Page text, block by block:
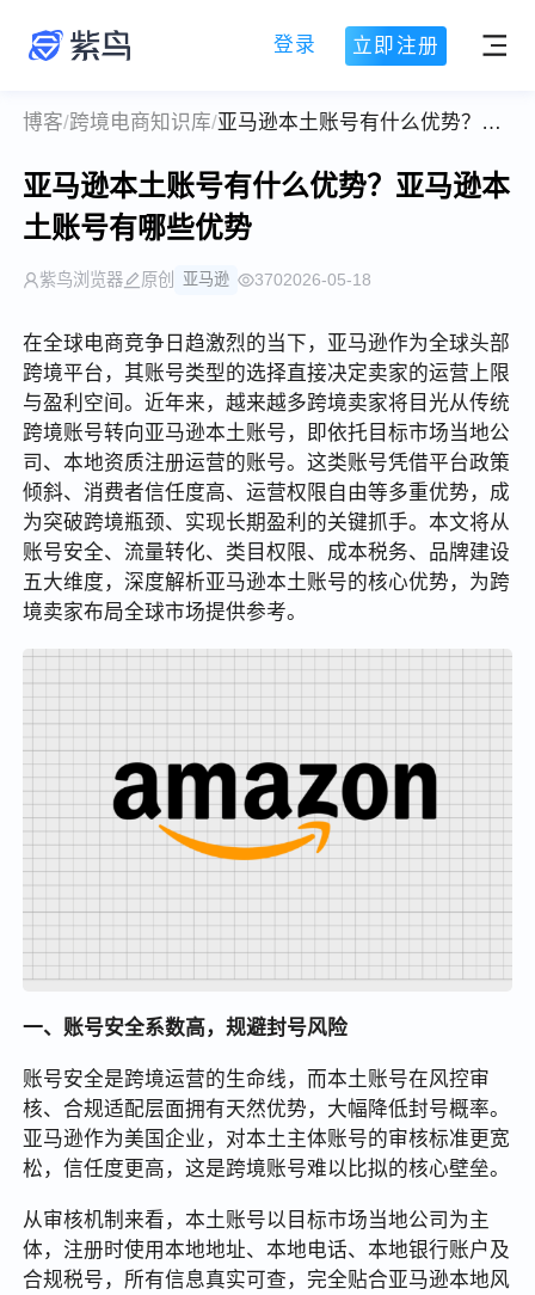
登录 立即注册
博客/跨境电商知识库/ 亚马逊本土账号有什么优势？亚马逊本土账号有哪些优势
亚马逊本土账号有什么优势？亚马逊本
土账号有哪些优势
紫鸟浏览器 原创 亚马逊 3702026-05-18
在全球电商竞争日趋激烈的当下，亚马逊作为全球头部
跨境平台，其账号类型的选择直接决定卖家的运营上限
与盈利空间。近年来，越来越多跨境卖家将目光从传统
跨境账号转向亚马逊本土账号，即依托目标市场当地公
司、本地资质注册运营的账号。这类账号凭借平台政策
倾斜、消费者信任度高、运营权限自由等多重优势，成
为突破跨境瓶颈、实现长期盈利的关键抓手。本文将从
账号安全、流量转化、类目权限、成本税务、品牌建设
五大维度，深度解析亚马逊本土账号的核心优势，为跨
境卖家布局全球市场提供参考。
一、账号安全系数高，规避封号风险
账号安全是跨境运营的生命线，而本土账号在风控审
核、合规适配层面拥有天然优势，大幅降低封号概率。
亚马逊作为美国企业，对本土主体账号的审核标准更宽
松，信任度更高，这是跨境账号难以比拟的核心壁垒。
从审核机制来看，本土账号以目标市场当地公司为主
体，注册时使用本地地址、本地电话、本地银行账户及
合规税号，所有信息真实可查，完全贴合亚马逊本地风